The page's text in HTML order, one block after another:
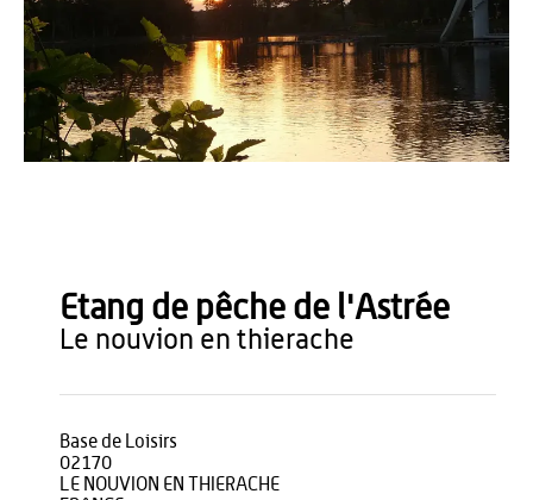
SI le Nouvion en Thiérache
Etang de pêche de l'Astrée
le nouvion en thierache
Base de Loisirs
02170
LE NOUVION EN THIERACHE